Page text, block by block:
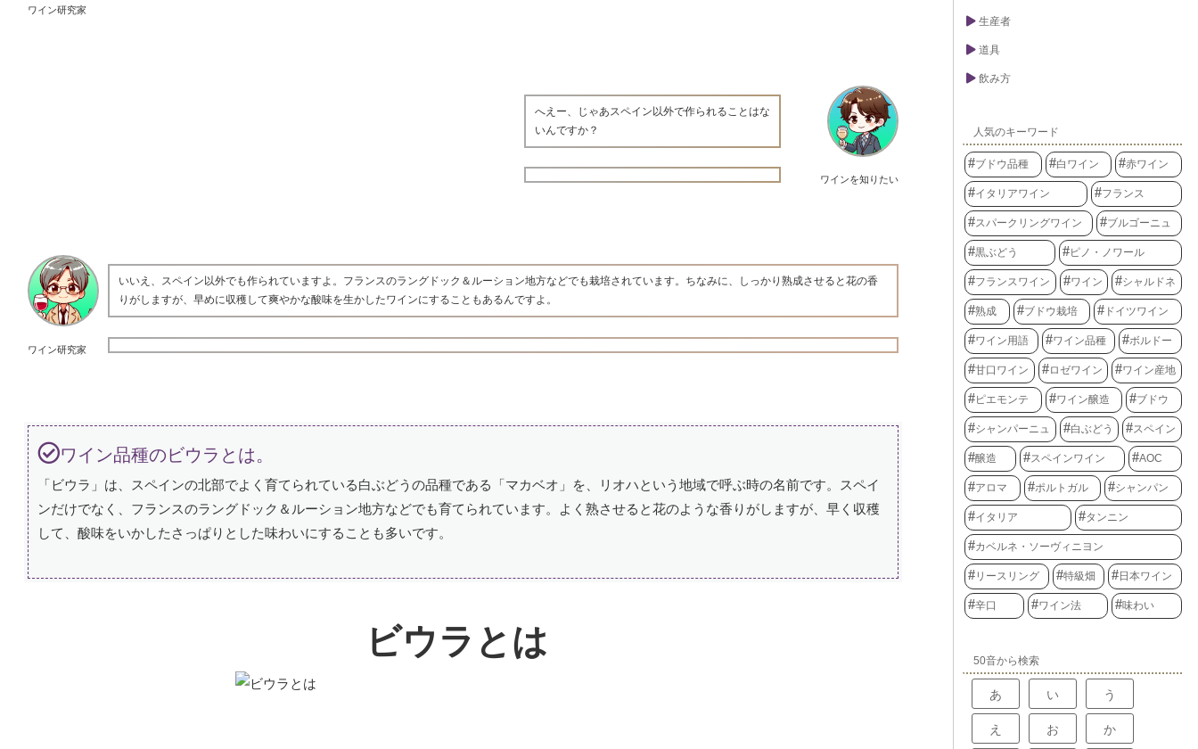
ワイン研究家
ワインを知りたい
へえー、じゃあスペイン以外で作られることはな
いんですか？
ワイン研究家
いいえ、スペイン以外でも作られていますよ。フランスのラングドック＆ルーション地方などでも栽培されています。ちなみに、しっかり熟成させると花の香
りがしますが、早めに収穫して爽やかな酸味を生かしたワインにすることもあるんですよ。
ワイン品種のビウラとは。
「ビウラ」は、スペインの北部でよく育てられている白ぶどうの品種である「マカベオ」を、リオハという地域で呼ぶ時の名前です。スペイ
ンだけでなく、フランスのラングドック＆ルーション地方などでも育てられています。よく熟させると花のような香りがしますが、早く収穫
して、酸味をいかしたさっぱりとした味わいにすることも多いです。
ビウラとは
生産者
道具
飲み方
人気のキーワード
ブドウ品種 白ワイン 赤ワイン
イタリアワイン フランス
スパークリングワイン ブルゴーニュ
黒ぶどう ピノ・ノワール
フランスワイン ワイン シャルドネ
熟成 ブドウ栽培 ドイツワイン
ワイン用語 ワイン品種 ボルドー
甘口ワイン ロゼワイン ワイン産地
ピエモンテ ワイン醸造 ブドウ
シャンパーニュ 白ぶどう スペイン
醸造 スペインワイン AOC
アロマ ポルトガル シャンパン
イタリア タンニン
カベルネ・ソーヴィニヨン
リースリング 特級畑 日本ワイン
辛口 ワイン法 味わい
50音から検索
あ い う
え お か